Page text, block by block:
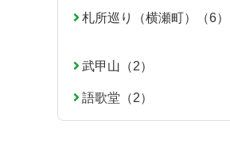
札所巡り（横瀬町）（6）
武甲山（2）
語歌堂（2）